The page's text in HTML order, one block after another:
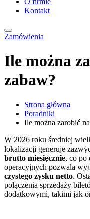
Kontakt
Zamówienia
Ile można
zabaw?
Strona główna
Poradniki
Ile można zarobić
W 2026 roku średniej
lokalizacji generuje
brutto miesięcznie, co po
operacyjnych pozwala
czystego zysku netto.
połączenia sprzedaży
dodatkowymi, takimi jak